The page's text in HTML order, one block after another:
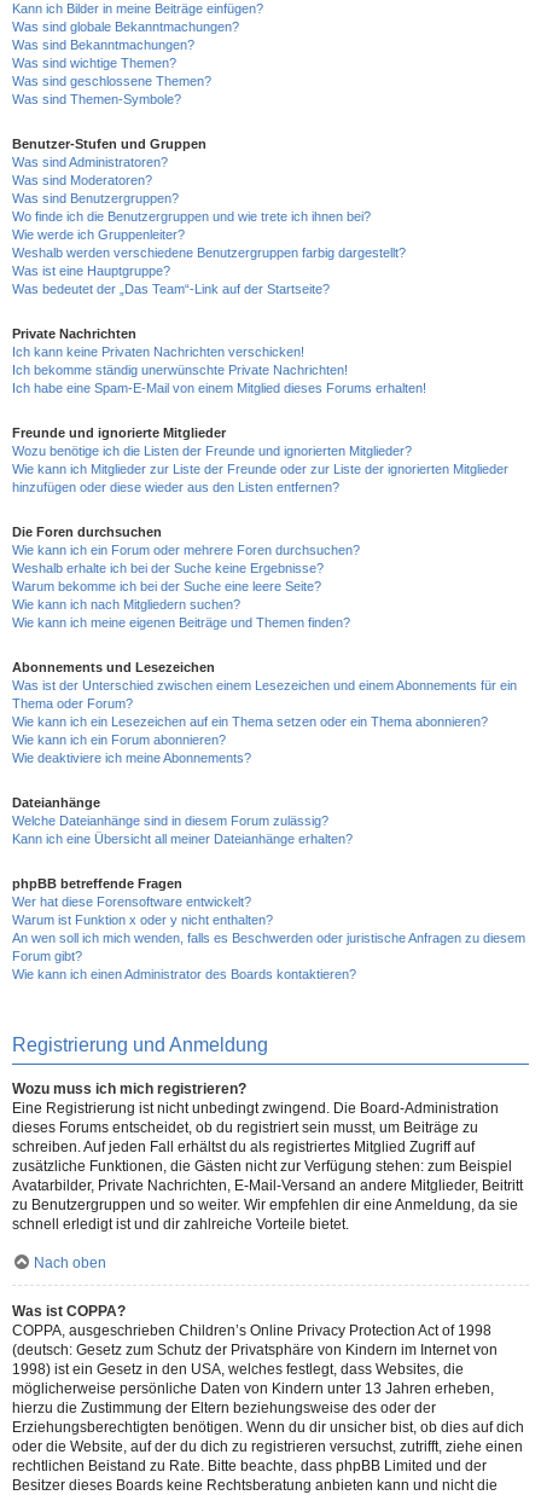
Kann ich Bilder in meine Beiträge einfügen?
Was sind globale Bekanntmachungen?
Was sind Bekanntmachungen?
Was sind wichtige Themen?
Was sind geschlossene Themen?
Was sind Themen-Symbole?
Benutzer-Stufen und Gruppen
Was sind Administratoren?
Was sind Moderatoren?
Was sind Benutzergruppen?
Wo finde ich die Benutzergruppen und wie trete ich ihnen bei?
Wie werde ich Gruppenleiter?
Weshalb werden verschiedene Benutzergruppen farbig dargestellt?
Was ist eine Hauptgruppe?
Was bedeutet der „Das Team“-Link auf der Startseite?
Private Nachrichten
Ich kann keine Privaten Nachrichten verschicken!
Ich bekomme ständig unerwünschte Private Nachrichten!
Ich habe eine Spam-E-Mail von einem Mitglied dieses Forums erhalten!
Freunde und ignorierte Mitglieder
Wozu benötige ich die Listen der Freunde und ignorierten Mitglieder?
Wie kann ich Mitglieder zur Liste der Freunde oder zur Liste der ignorierten Mitglieder
hinzufügen oder diese wieder aus den Listen entfernen?
Die Foren durchsuchen
Wie kann ich ein Forum oder mehrere Foren durchsuchen?
Weshalb erhalte ich bei der Suche keine Ergebnisse?
Warum bekomme ich bei der Suche eine leere Seite?
Wie kann ich nach Mitgliedern suchen?
Wie kann ich meine eigenen Beiträge und Themen finden?
Abonnements und Lesezeichen
Was ist der Unterschied zwischen einem Lesezeichen und einem Abonnements für ein
Thema oder Forum?
Wie kann ich ein Lesezeichen auf ein Thema setzen oder ein Thema abonnieren?
Wie kann ich ein Forum abonnieren?
Wie deaktiviere ich meine Abonnements?
Dateianhänge
Welche Dateianhänge sind in diesem Forum zulässig?
Kann ich eine Übersicht all meiner Dateianhänge erhalten?
phpBB betreffende Fragen
Wer hat diese Forensoftware entwickelt?
Warum ist Funktion x oder y nicht enthalten?
An wen soll ich mich wenden, falls es Beschwerden oder juristische Anfragen zu diesem
Forum gibt?
Wie kann ich einen Administrator des Boards kontaktieren?
Registrierung und Anmeldung
Wozu muss ich mich registrieren?
Eine Registrierung ist nicht unbedingt zwingend. Die Board-Administration
dieses Forums entscheidet, ob du registriert sein musst, um Beiträge zu
schreiben. Auf jeden Fall erhältst du als registriertes Mitglied Zugriff auf
zusätzliche Funktionen, die Gästen nicht zur Verfügung stehen: zum Beispiel
Avatarbilder, Private Nachrichten, E-Mail-Versand an andere Mitglieder, Beitritt
zu Benutzergruppen und so weiter. Wir empfehlen dir eine Anmeldung, da sie
schnell erledigt ist und dir zahlreiche Vorteile bietet.
Nach oben
Was ist COPPA?
COPPA, ausgeschrieben Children’s Online Privacy Protection Act of 1998
(deutsch: Gesetz zum Schutz der Privatsphäre von Kindern im Internet von
1998) ist ein Gesetz in den USA, welches festlegt, dass Websites, die
möglicherweise persönliche Daten von Kindern unter 13 Jahren erheben,
hierzu die Zustimmung der Eltern beziehungsweise des oder der
Erziehungsberechtigten benötigen. Wenn du dir unsicher bist, ob dies auf dich
oder die Website, auf der du dich zu registrieren versuchst, zutrifft, ziehe einen
rechtlichen Beistand zu Rate. Bitte beachte, dass phpBB Limited und der
Besitzer dieses Boards keine Rechtsberatung anbieten kann und nicht die